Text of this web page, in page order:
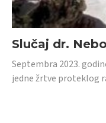
Slučaj dr.
Septembra 2023.
jedne žrtve proteklog